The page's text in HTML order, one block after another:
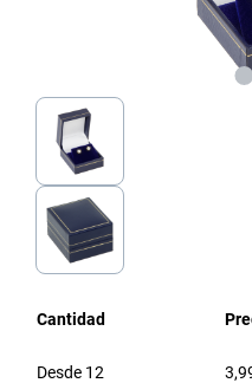
Cantidad
Desde 12